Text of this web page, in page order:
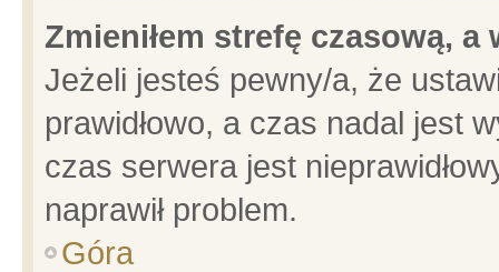
Zmieniłem strefę czasową,
Jeżeli jesteś pewny/a, że
prawidłowo, a czas nadal jest
czas serwera jest
naprawił problem.
Góra